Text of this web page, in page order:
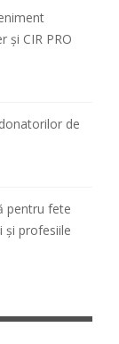
și CIR PRO
de
pentru fete
și profesiile